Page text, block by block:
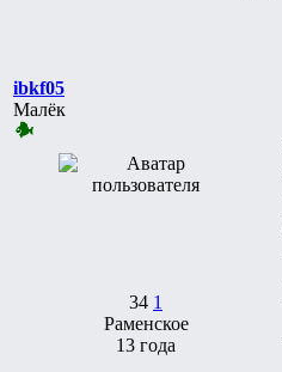
ibkf05
Малёк
34 1
Раменское
13 года